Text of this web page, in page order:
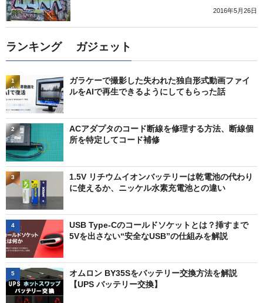
2016年5月26日
ランキング ガジェット
ガラケーで撮影した失われた独自形式動画ファイ
ルをAIで再生できるようにしてもらった話
1
ACアダプタのコード断線を修理する方法、断線個
所を特定してコード補修
2
1.5V リチウムイオンバッテリーは乾電池の代わり
に使えるか、ニッケル水素充電池との違い
3
USB Type-Cのコールドソケットとは？挿すまで
5Vを出さない“安全なUSB”の仕組みを解説
4
オムロン BY35Sをバッテリー交換方法を解説
【UPS バッテリー交換】
5